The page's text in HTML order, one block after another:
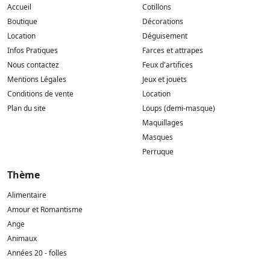
Accueil
Boutique
Location
Infos Pratiques
Nous contactez
Mentions Légales
Conditions de vente
Plan du site
Cotillons
Décorations
Déguisement
Farces et attrapes
Feux d'artifices
Jeux et jouets
Location
Loups (demi-masque)
Maquillages
Masques
Perruque
Thème
Alimentaire
Amour et Romantisme
Ange
Animaux
Années 20 - folles